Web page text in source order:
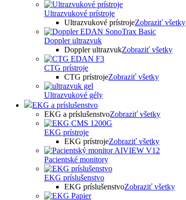
Ultrazvukové prístroje
Ultrazvukové prístrojeZobraziť všetky
Doppler ultrazvuk
Doppler ultrazvukZobraziť všetky
CTG prístroje
CTG prístrojeZobraziť všetky
Ultrazvukové gély
EKG a príslušenstvo
EKG a príslušenstvoZobraziť všetky
EKG prístroje
EKG prístrojeZobraziť všetky
Pacientské monitory
EKG príslušenstvo
EKG príslušenstvoZobraziť všetky